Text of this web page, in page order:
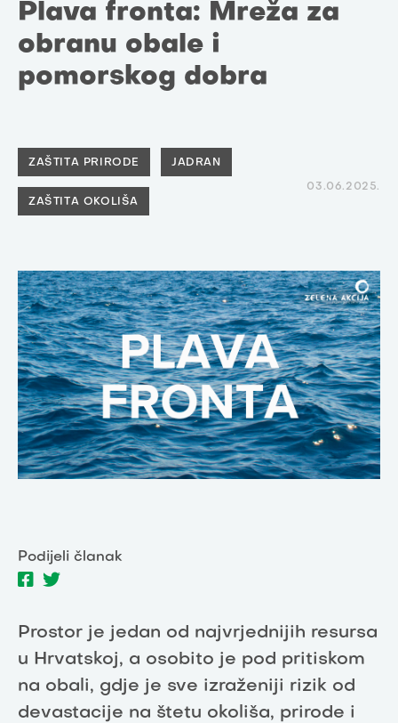
Plava fronta: Mreža za
obranu obale i
pomorskog dobra
ZAŠTITA PRIRODE JADRAN
ZAŠTITA OKOLIŠA
03.06.2025.
Podijeli članak
Prostor je jedan od najvrjednijih resursa
u Hrvatskoj, a osobito je pod pritiskom
na obali, gdje je sve izraženiji rizik od
devastacije na štetu okoliša, prirode i